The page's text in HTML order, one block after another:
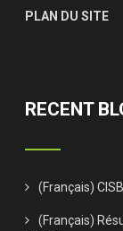
PLAN DU SITE
RECENT
(Français)
(Français)